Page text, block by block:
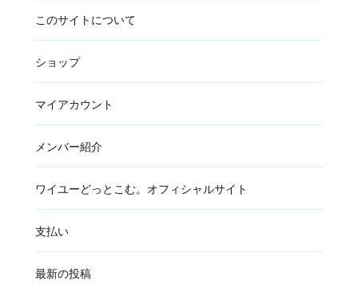
このサイトについて
ショップ
マイアカウント
メンバー紹介
ワイユーどっとこむ。オフィシャルサイト
支払い
最新の投稿